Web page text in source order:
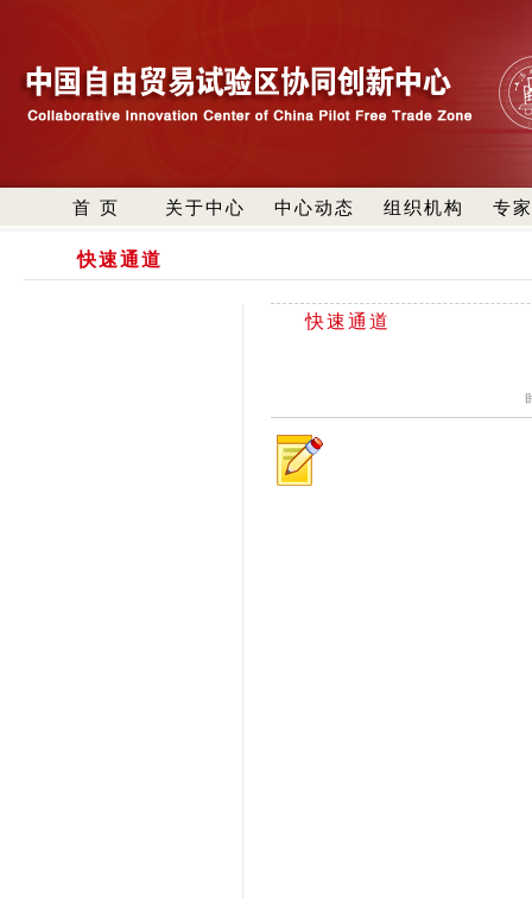
首 页 关于中心 中心动态 组织机构 专
快速通道
快速通道